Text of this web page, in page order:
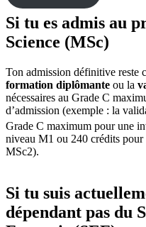
Si tu es admis au
Science (MSc)
Ton admission définitive reste
formation diplômante ou la
nécessaires au Grade C
d’admission (exemple : la
Grade C maximum pour une
niveau M1 ou 240 crédits
MSc2).
Si tu suis
dépendant pas du